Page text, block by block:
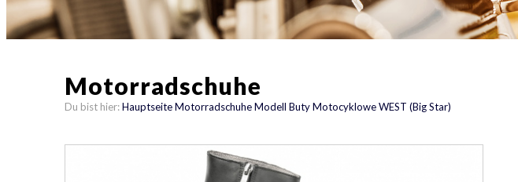
Motorradschuhe
Du bist hier:HauptseiteMotorradschuheModell Buty Motocyklowe WEST (Big Star)